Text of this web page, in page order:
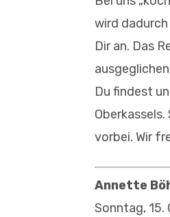
wird
Dir an. Das
Du findest
vorbei. Wir
Annette
Sonntag, 15.